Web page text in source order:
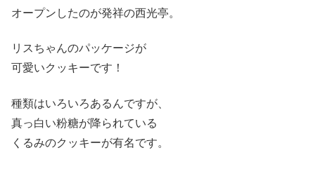
オープンしたのが発祥の西光亭。
リスちゃんのパッケージが
可愛いクッキーです！
種類はいろいろあるんですが、
真っ白い粉糖が降られている
くるみのクッキーが有名です。